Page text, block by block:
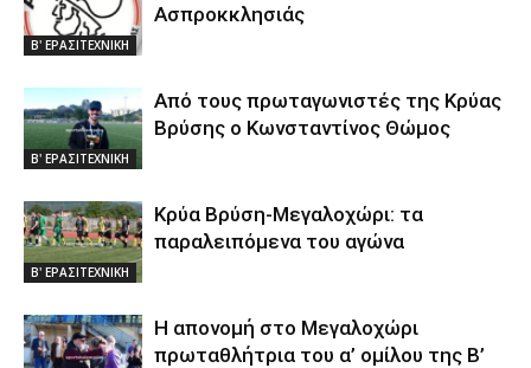
Β' ΕΡΑΣΙΤΕΧΝΙΚΗ
Ασπροκκλησιάς
Β' ΕΡΑΣΙΤΕΧΝΙΚΗ
Από τους πρωταγωνιστές της Κρύας
Βρύσης ο Κωνσταντίνος Θώμος
Β' ΕΡΑΣΙΤΕΧΝΙΚΗ
Κρύα Βρύση-Μεγαλοχώρι: τα
παραλειπόμενα του αγώνα
Η απονομή στο Μεγαλοχώρι
πρωταθλήτρια του α’ ομίλου της Β’